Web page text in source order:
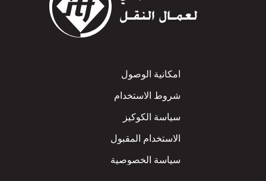
Footer
امكانية الوصول
شروط الاستخدام
سياسة الكوكيز
الاستخدام المقبول
سياسة الخصوصية